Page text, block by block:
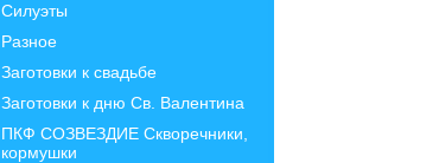
Силуэты
Разное
Заготовки к свадьбе
Заготовки к дню Св. Валентина
ПКФ СОЗВЕЗДИЕ Скворечники,
кормушки